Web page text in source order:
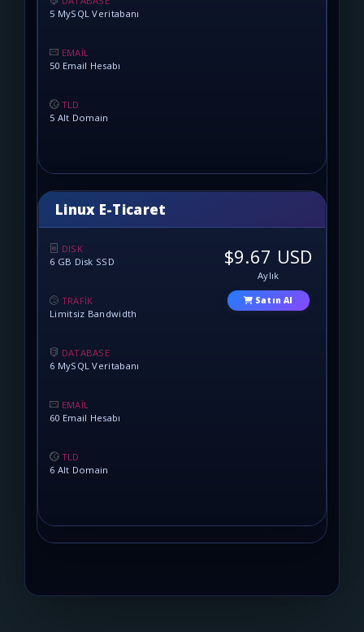
5 MySQL Veritabanı
EMAİL
50 Email Hesabı
TLD
5 Alt Domain
Linux E-Ticaret
DISK
6 GB Disk SSD
TRAFİK
Limitsiz Bandwidth
DATABASE
6 MySQL Veritabanı
EMAİL
60 Email Hesabı
TLD
6 Alt Domain
$9.67 USD
Aylık
Satın Al